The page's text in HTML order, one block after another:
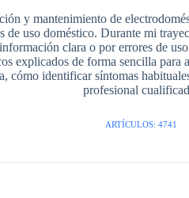
y mantenimiento de
de uso doméstico. Durante mi
clara o por errores de
explicados de forma sencilla para
cómo identificar síntomas
profesional
ARTÍCULOS: 4741